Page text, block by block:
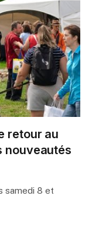
retour au
nouveautés
samedi 8 et